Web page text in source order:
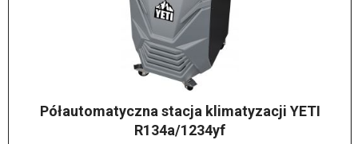
Półautomatyczna stacja klimatyzacji YETI
R134a/1234yf